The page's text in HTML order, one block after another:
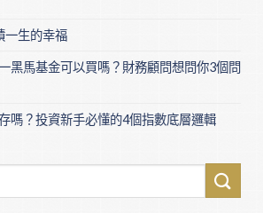
一生的幸福
黑馬基金可以買嗎？財務顧問想問你3個問
嗎？投資新手必懂的4個指數底層邏輯